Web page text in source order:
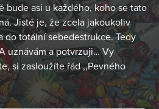
bude asi u každého, koho se tato
Jisté je, že zcela jakoukoliv
do totální sebedestrukce. Tedy
uznávám a potvrzuji… Vy
si zasloužíte řád ,,Pevného